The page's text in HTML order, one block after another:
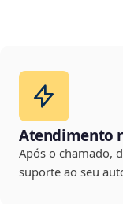
Atendimento
Após o chamado,
suporte ao seu